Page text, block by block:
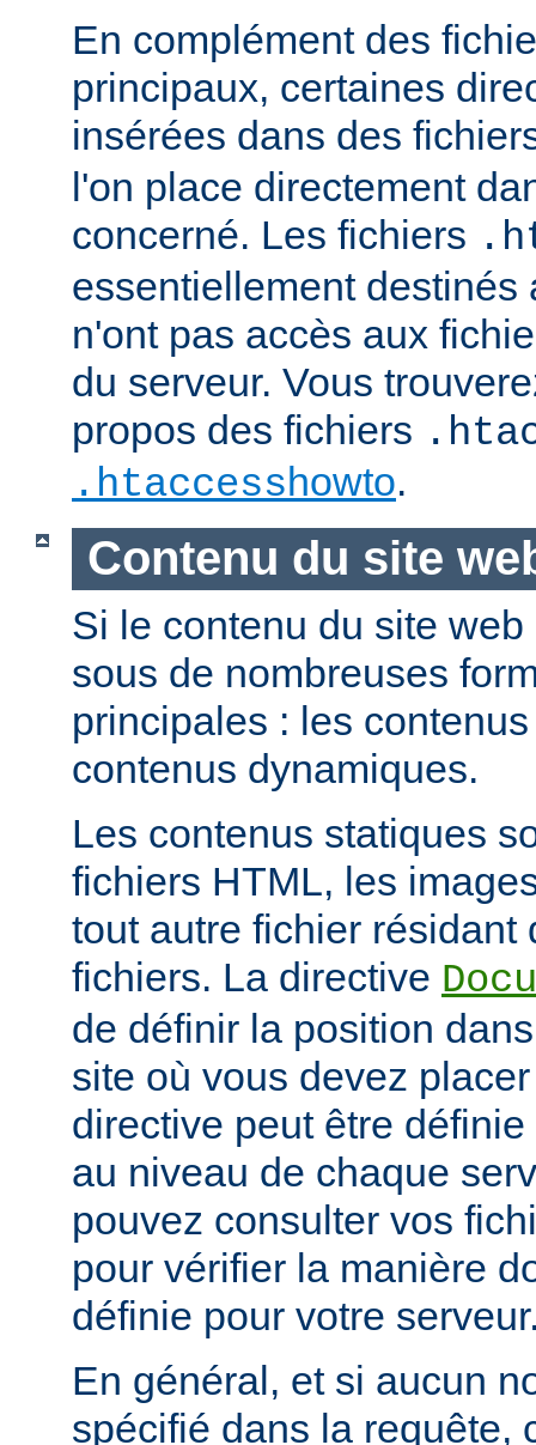
En complément des
principaux, certaines
insérées dans des
l'on place directement
concerné. Les fichiers
essentiellement destinés
n'ont pas accès aux
du serveur. Vous
propos des fichiers
.htaccesshowto.
Contenu du site
Si le contenu du site
sous de nombreuses
principales : les
contenus dynamiques.
Les contenus statiques
fichiers HTML, les
tout autre fichier résidant
fichiers. La directive
de définir la position
site où vous devez
directive peut être
au niveau de chaque
pouvez consulter vos
pour vérifier la manière
définie pour votre
En général, et si aucun
spécifié dans la requête,